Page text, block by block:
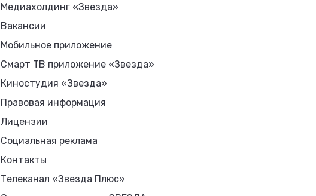
Медиахолдинг «Звезда»
Вакансии
Мобильное приложение
Смарт ТВ приложение «Звезда»
Киностудия «Звезда»
Правовая информация
Лицензии
Социальная реклама
Контакты
Телеканал «Звезда Плюс»